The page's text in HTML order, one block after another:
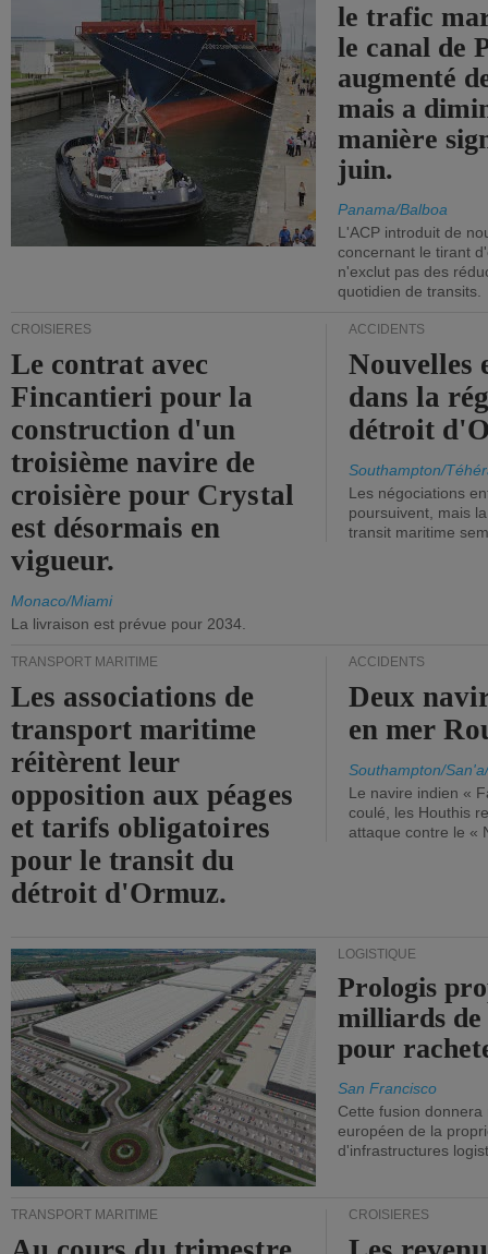
le trafic
le canal de
augmenté
mais a
manière
juin.
Panama/Balboa
L'ACP introduit de
concernant le tirant
n'exclut pas des
quotidien de transits.
CROISIÈRES
Le contrat avec
Fincantieri pour la
construction d'un
troisième navire de
croisière pour Crystal
est désormais en
vigueur.
Monaco/Miami
La livraison est prévue pour 2034.
ACCIDENTS
Nouvelles
dans la
détroit
Southampton/
Les négociations
poursuivent, mais
transit maritime
TRANSPORT MARITIME
Les associations de
transport maritime
réitèrent leur
opposition aux péages
et tarifs obligatoires
pour le transit du
détroit d'Ormuz.
ACCIDENTS
Deux
en mer
Southampton/
Le navire indien «
coulé, les Houthis
attaque contre le «
LOGISTIQUE
Prologis
milliards
pour
San Francisco
Cette fusion
européen de la
d'infrastructures
TRANSPORT MARITIME CROISIÈRES